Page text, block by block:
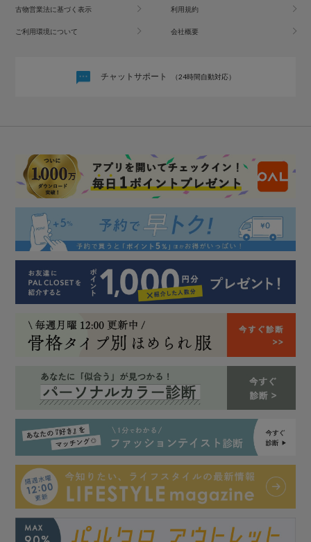
古物営業法に基づく表示 利用規約
ご利用環境について 会社概要
チャットサポート （24時間自動対応）